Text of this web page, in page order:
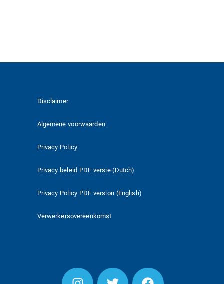
Disclaimer
Algemene voorwaarden
Privacy Policy
Privacy beleid PDF versie (Dutch)
Privacy Policy PDF version (English)
Verwerkersovereenkomst